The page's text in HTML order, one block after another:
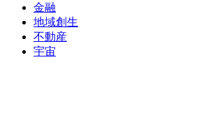
金融
地域創生
不動産
宇宙